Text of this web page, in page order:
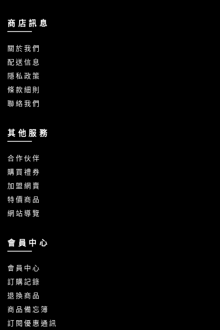
商 店 訊 息
關 於 我 們
配 送 信 息
隱 私 政 策
條 款 細 則
聯 絡 我 們
其 他 服 務
合 作 伙 伴
購 買 禮 券
加 盟 網 賣
特 價 商 品
網 站 導 覽
會 員 中 心
會 員 中 心
訂 購 記 錄
退 換 商 品
商 品 備 忘 簿
訂 閱 優 惠 通 訊